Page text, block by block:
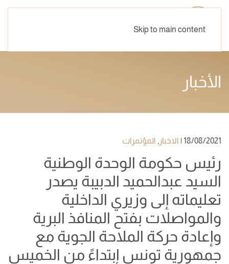
Skip to main content
الأخبار
18/08/2021
| الاخبار , المؤتمرات
رئيس حكومة الوحدة الوطنية
السيد عبدالحميد الدبيبة يصدر
تعليماته إلى وزيري الداخلية
والمواصلات بفتح المنافذ البرية
وإعادة حركة الملاحة الجوية مع
جمهورية تونس إبتداءً من الخميس